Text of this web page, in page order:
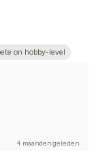
on hobby-level
4 maanden geleden